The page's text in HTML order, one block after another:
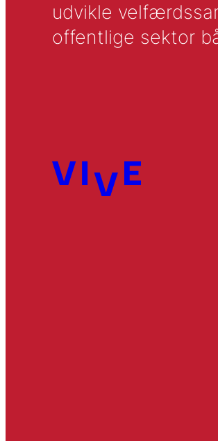
udvikle
offentlige sektor